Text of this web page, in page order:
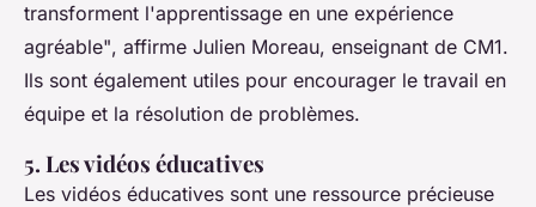
transforment l'apprentissage en une expérience
agréable", affirme Julien Moreau, enseignant de CM1.
Ils sont également utiles pour encourager le travail en
équipe et la résolution de problèmes.
5. Les vidéos éducatives
Les vidéos éducatives sont une ressource précieuse